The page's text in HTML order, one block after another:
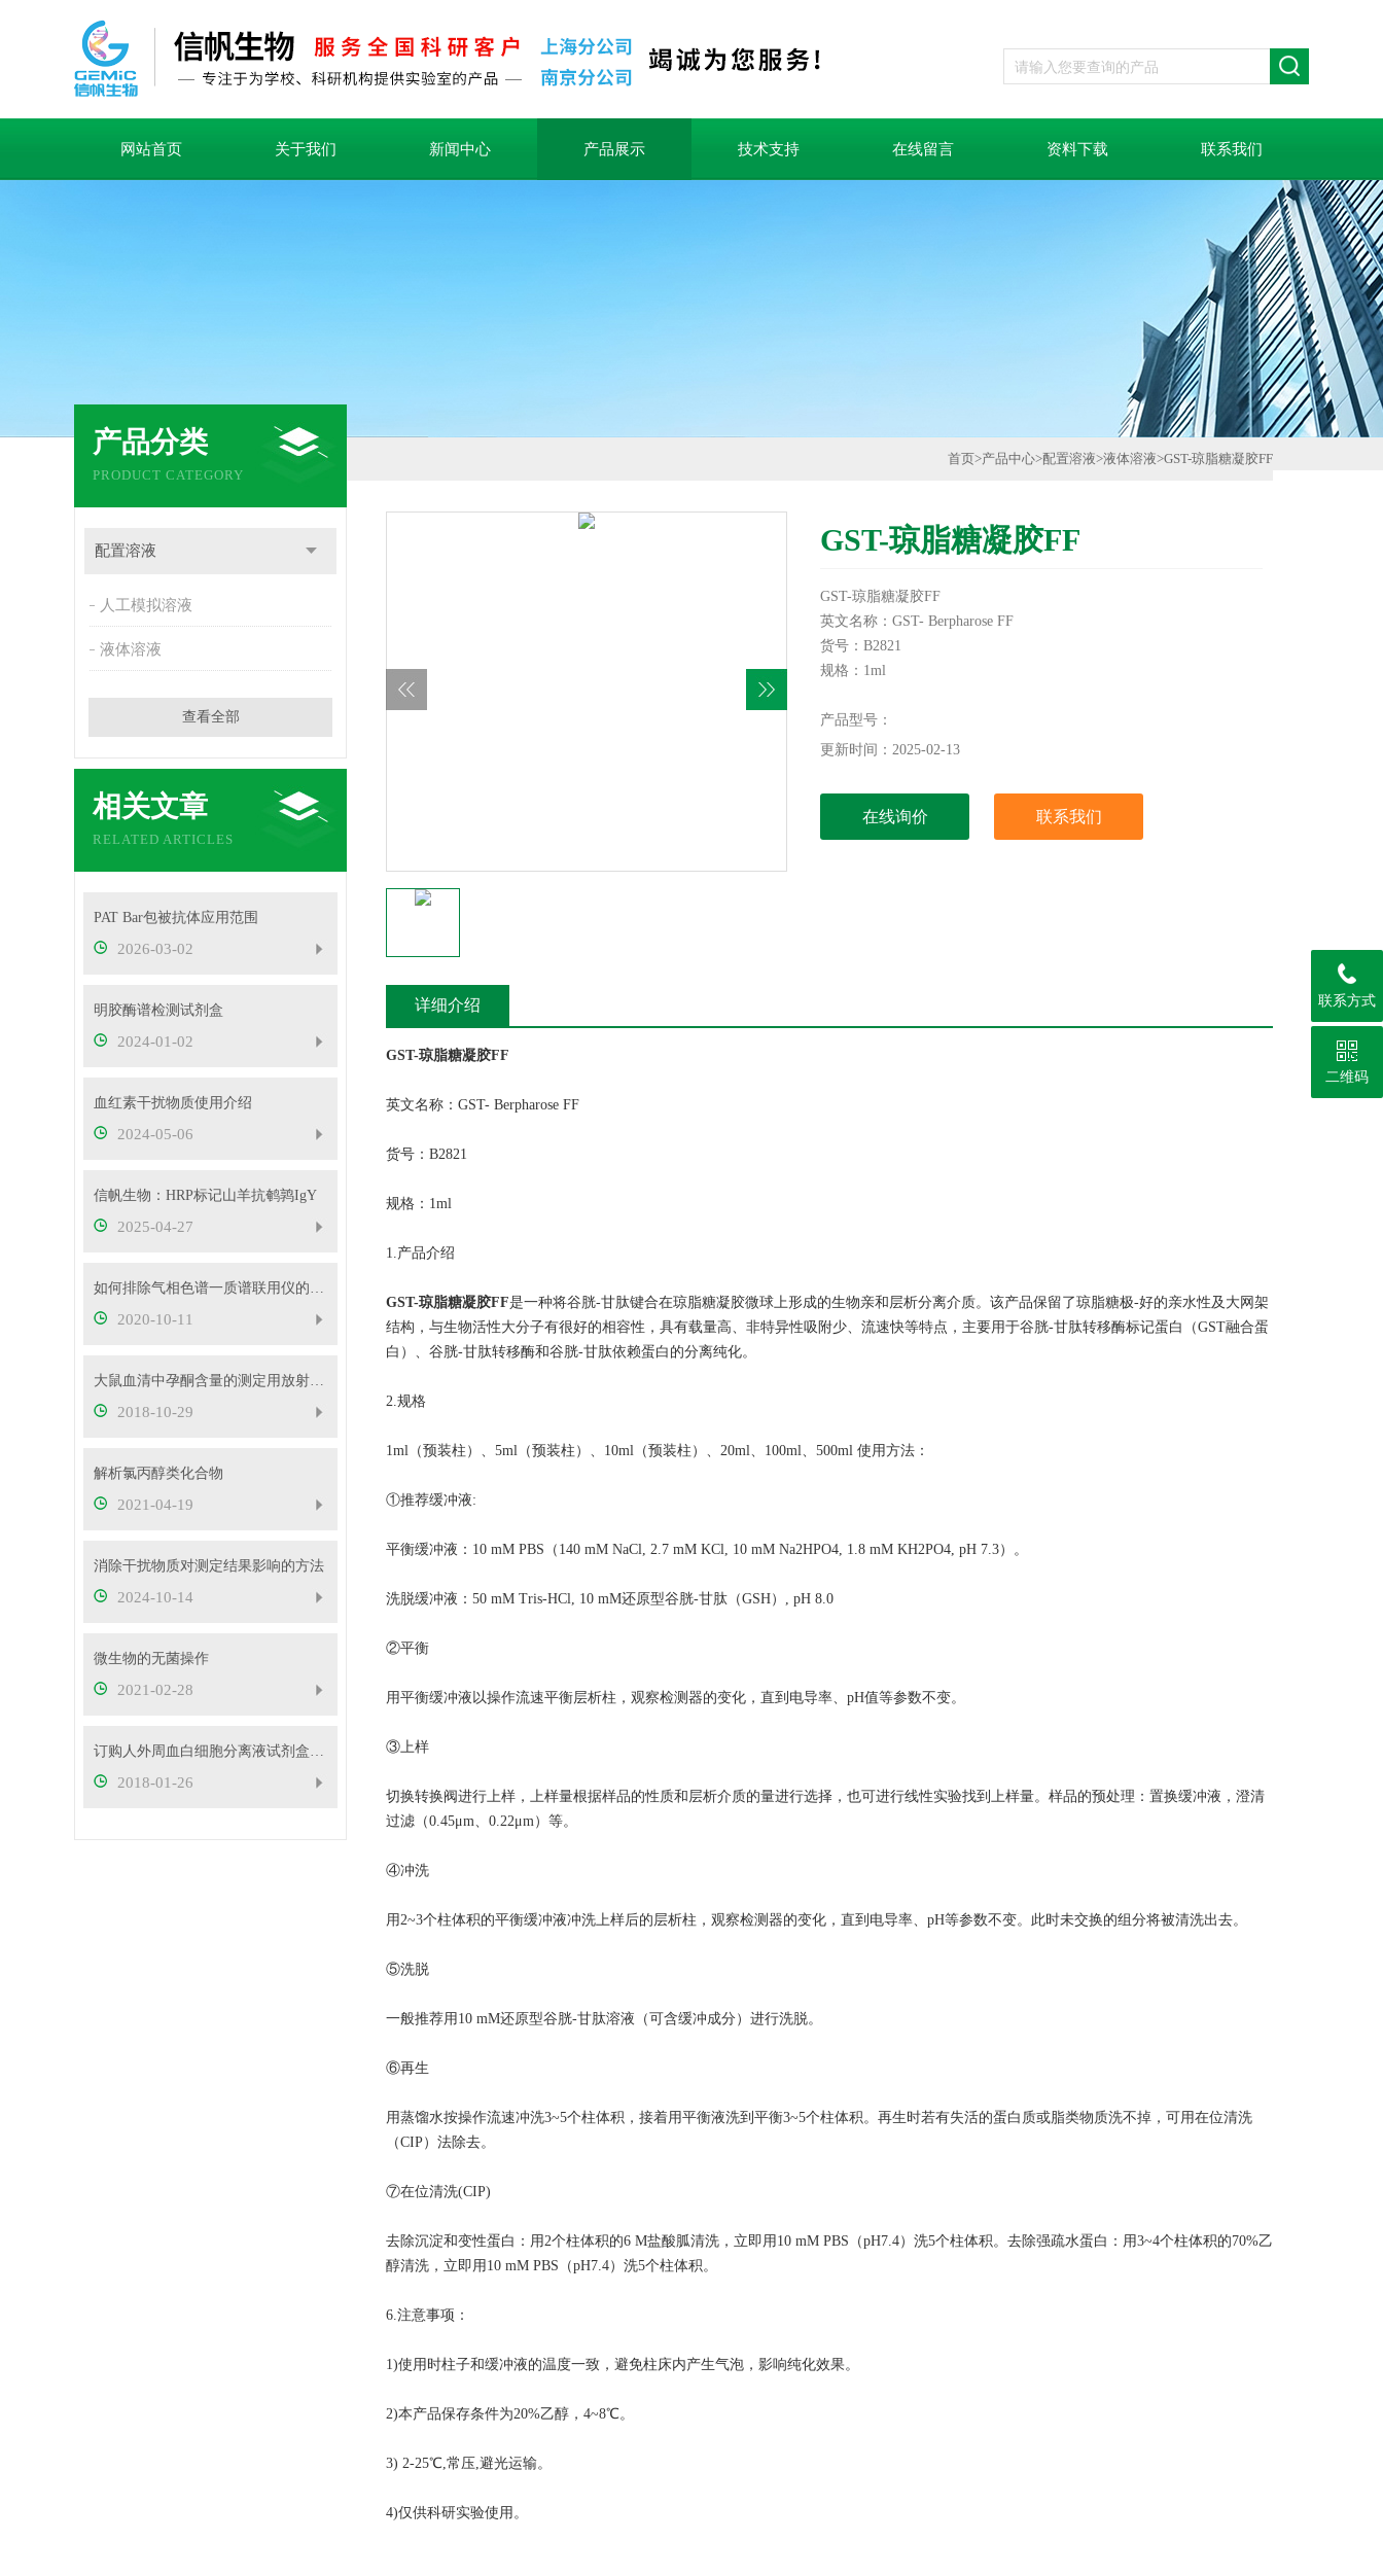
网站首页 关于我们 新闻中心 产品展示 技术支持 在线留言 资料下载 联系我们
产品分类
PRODUCT CATEGORY
配置溶液
人工模拟溶液
液体溶液
查看全部
相关文章
RELATED ARTICLES
PAT Bar包被抗体应用范围
2026-03-02
明胶酶谱检测试剂盒
2024-01-02
血红素干扰物质使用介绍
2024-05-06
信帆生物：HRP标记山羊抗鹌鹑IgY
2025-04-27
如何排除气相色谱一质谱联用仪的故障
2020-10-11
大鼠血清中孕酮含量的测定用放射免疫方法检测更准确
2018-10-29
解析氯丙醇类化合物
2021-04-19
消除干扰物质对测定结果影响的方法
2024-10-14
微生物的无菌操作
2021-02-28
订购人外周血白细胞分离液试剂盒有礼物赠送哦！
2018-01-26
首页>产品中心>配置溶液>液体溶液>GST-琼脂糖凝胶FF
GST-琼脂糖凝胶FF
GST-琼脂糖凝胶FF
英文名称：GST- Berpharose FF
货号：B2821
规格：1ml
产品型号：
更新时间：2025-02-13
在线询价 联系我们
详细介绍
GST-琼脂糖凝胶FF
英文名称： GST- Berpharose FF
货号：B2821
规格：1ml
1.产品介绍
GST-琼脂糖凝胶FF是一种将谷胱-甘肽键合在琼脂糖凝胶微球上形成的生物亲和层析分离介质。该产品保留了琼脂糖极-好的亲水性及大网架
结构，与生物活性大分子有很好的相容性，具有载量高、非特异性吸附少、流速快等特点，主要用于谷胱-甘肽转移酶标记蛋白（GST融合蛋
白）、谷胱-甘肽转移酶和谷胱-甘肽依赖蛋白的分离纯化。
2.规格
1ml（预装柱）、5ml（预装柱）、10ml（预装柱）、20ml、100ml、500ml 使用方法：
①推荐缓冲液:
平衡缓冲液：10 mM PBS（140 mM NaCl, 2.7 mM KCl, 10 mM Na2HPO4, 1.8 mM KH2PO4, pH 7.3）。
洗脱缓冲液：50 mM Tris-HCl, 10 mM还原型谷胱-甘肽（GSH）, pH 8.0
②平衡
用平衡缓冲液以操作流速平衡层析柱，观察检测器的变化，直到电导率、pH值等参数不变。
③上样
切换转换阀进行上样，上样量根据样品的性质和层析介质的量进行选择，也可进行线性实验找到上样量。样品的预处理：置换缓冲液，澄清
过滤（0.45μm、0.22μm）等。
④冲洗
用2~3个柱体积的平衡缓冲液冲洗上样后的层析柱，观察检测器的变化，直到电导率、pH等参数不变。此时未交换的组分将被清洗出去。
⑤洗脱
一般推荐用10 mM还原型谷胱-甘肽溶液（可含缓冲成分）进行洗脱。
⑥再生
用蒸馏水按操作流速冲洗3~5个柱体积，接着用平衡液洗到平衡3~5个柱体积。再生时若有失活的蛋白质或脂类物质洗不掉，可用在位清洗
（CIP）法除去。
⑦在位清洗(CIP)
去除沉淀和变性蛋白：用2个柱体积的6 M盐酸胍清洗，立即用10 mM PBS（pH7.4）洗5个柱体积。去除强疏水蛋白：用3~4个柱体积的70%乙
醇清洗，立即用10 mM PBS（pH7.4）洗5个柱体积。
6.注意事项：
1)使用时柱子和缓冲液的温度一致，避免柱床内产生气泡，影响纯化效果。
2)本产品保存条件为20%乙醇，4~8℃。
3) 2-25℃,常压,避光运输。
4)仅供科研实验使用。
联系方式
二维码